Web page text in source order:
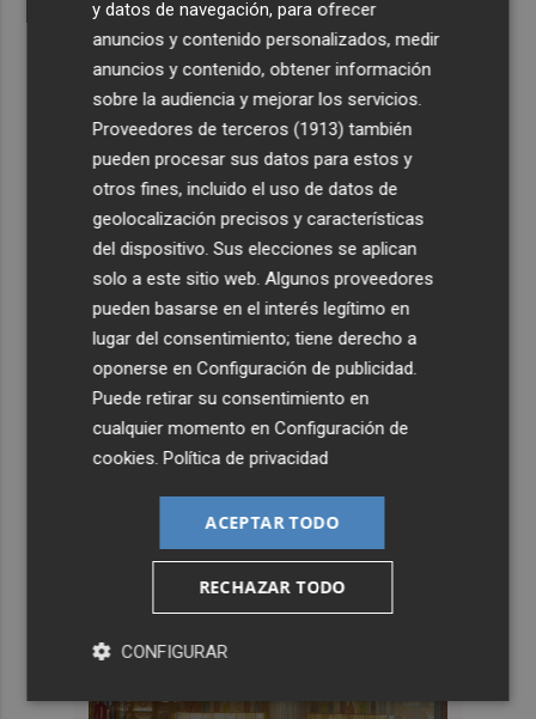
y datos de navegación, para ofrecer
anuncios y contenido personalizados, medir
anuncios y contenido, obtener información
sobre la audiencia y mejorar los servicios.
Proveedores de terceros (1913) también
pueden procesar sus datos para estos y
otros fines, incluido el uso de datos de
geolocalización precisos y características
del dispositivo. Sus elecciones se aplican
solo a este sitio web. Algunos proveedores
pueden basarse en el interés legítimo en
lugar del consentimiento; tiene derecho a
oponerse enConfiguración de publicidad
Puede retirar su consentimiento en
cualquier momento enConfiguración de
cookies .Política de privacidad
ACEPTAR TODO
RECHAZAR TODO
CONFIGURAR